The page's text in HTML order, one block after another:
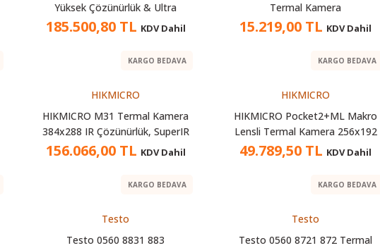
Yüksek Çözünürlük & Ultra
Hassas
185.500,80 TL KDV Dahil
Termal Kamera
15.219,00 TL KDV Dahil
KARGO BEDAVA
HIKMICRO
HIKMICRO M31 Termal Kamera
384x288 IR Çözünürlük, SuperIR
768x576, -20°C~650°C
156.066,00 TL KDV Dahil
KARGO BEDAVA
HIKMICRO
HIKMICRO Pocket2+ML Makro
Lensli Termal Kamera 256x192
IR , 25Hz, -20°C~400°C
49.789,50 TL KDV Dahil
KARGO BEDAVA
Testo
Testo 0560 8831 883
KARGO BEDAVA
Testo
Testo 0560 8721 872 Termal